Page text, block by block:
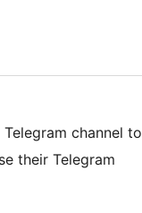
channel to
their Telegram